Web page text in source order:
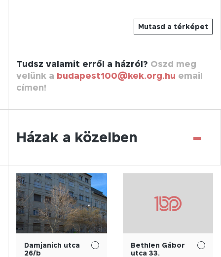
Mutasd a térképet
Tudsz valamit erről a házról? Oszd meg
velünk a budapest100@kek.org.hu email
címen!
Házak a közelben -
Damjanich utca
26/b
Bethlen Gábor
utca 33.